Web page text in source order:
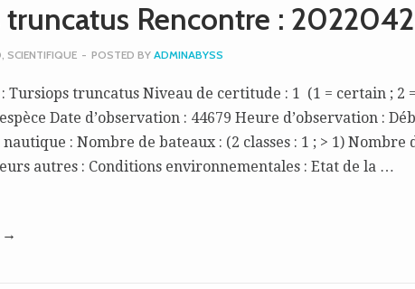
truncatus Rencontre :
, SCIENTIFIQUE - POSTED BY ADMINABYSS
: Tursiops truncatus Niveau de certitude : 1 (1 = certain ; 2
Date d’observation : 44679 Heure d’observation :
: Nombre de bateaux : (2 classes : 1 ; > 1) Nombre
autres : Conditions environnementales : Etat de la …
→